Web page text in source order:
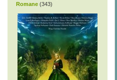
Romane (343)